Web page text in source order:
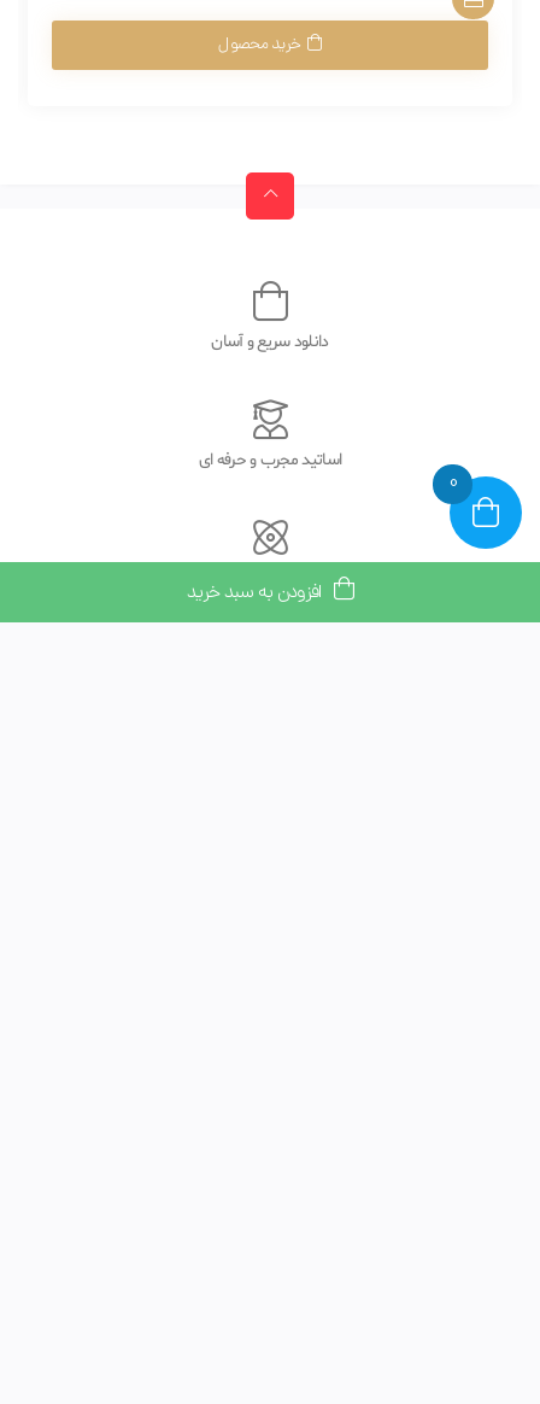
خرید محصول
دانلود سریع و آسان
اساتید مجرب و حرفه ای
دوره های فشرده و کاربردی
0
افزودن به سبد خرید